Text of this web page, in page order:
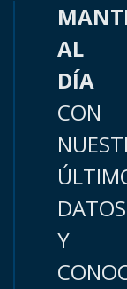
AL
DÍA
CON
DATOS
Y